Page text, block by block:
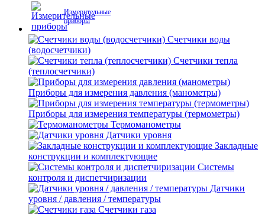
Измерительные
приборы
Счетчики воды
(водосчетчики)
Счетчики тепла
(теплосчетчики)
Приборы для измерения давления (манометры)
Приборы для измерения температуры (термометры)
Термоманометры
Датчики уровня
Закладные
конструкции и комплектующие
Системы
контроля и диспетчиризации
Датчики
уровня / давления / температуры
Счетчики газа